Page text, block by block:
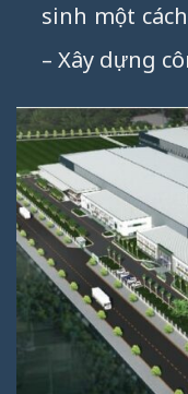
sinh một
– Xây dựng